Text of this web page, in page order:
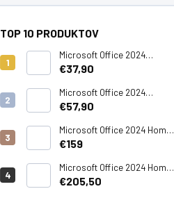
TOP 10 PRODUKTOV
Microsoft Office 2024
Standard LTSC
€37,90
Microsoft Office 2024
Professional Plus LTSC
€57,90
Microsoft Office 2024 Home -
PC/Mac
€159
Microsoft Office 2024 Home
& Business - PC/Mac
€205,50